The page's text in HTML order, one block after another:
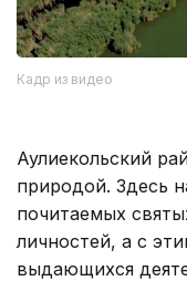
Кадр из видео
Аулиекольский
природой. Здесь
почитаемых
личностей, а с
выдающихся